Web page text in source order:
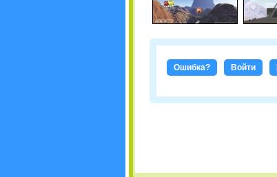
Ошибка? Войти